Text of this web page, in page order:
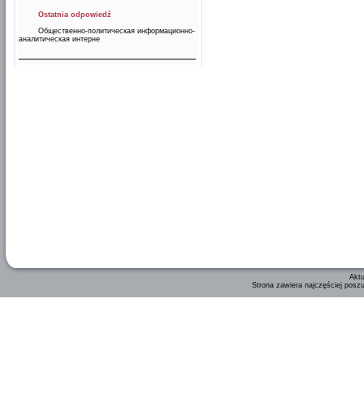
Ostatnia odpowiedź
Общественно-политическая информационно-
аналитическая интерне
Strona zawiera najczęściej